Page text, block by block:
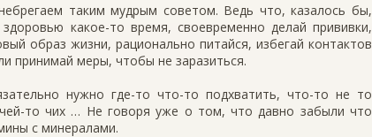
таким мудрым советом. Ведь что, казалось бы,
какое-то время, своевременно делай прививки,
образ жизни, рационально питайся, избегай контактов
принимай меры, чтобы не заразиться.
нужно где-то что-то подхватить, что-то не то
то чих … Не говоря уже о том, что давно забыли что
с минералами.